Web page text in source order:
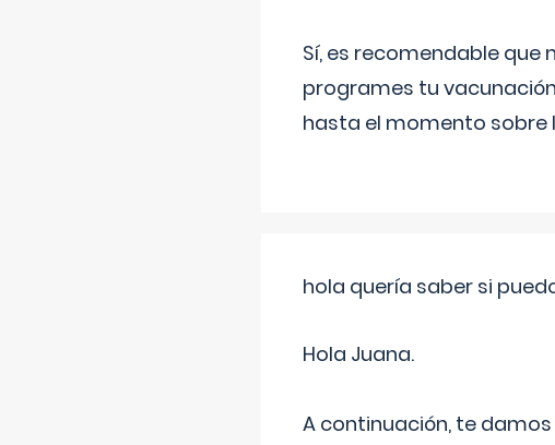
Sí, es recomendable
programes tu
hasta el momento sobre
hola quería saber si
Hola Juana.
A continuación, te